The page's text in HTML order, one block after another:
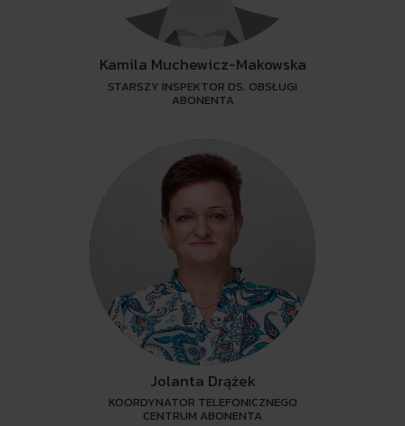
Kamila Muchewicz-Makowska
STARSZY INSPEKTOR DS. OBSŁUGI
ABONENTA
Jolanta Drążek
KOORDYNATOR TELEFONICZNEGO
CENTRUM ABONENTA